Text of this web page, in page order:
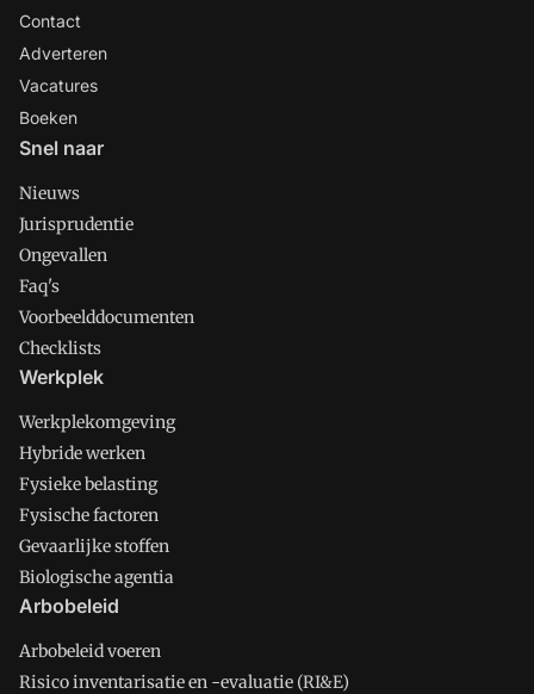
Contact
Adverteren
Vacatures
Boeken
Snel naar
Nieuws
Jurisprudentie
Ongevallen
Faq's
Voorbeelddocumenten
Checklists
Werkplek
Werkplekomgeving
Hybride werken
Fysieke belasting
Fysische factoren
Gevaarlijke stoffen
Biologische agentia
Arbobeleid
Arbobeleid voeren
Risico inventarisatie en -evaluatie (RI&E)